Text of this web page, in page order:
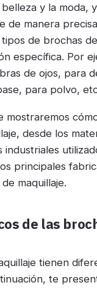
y la moda,
de manera
de brochas
específica. Por
de ojos, para
para polvo,
mostraremos
desde los
industriales
principales
maquillaje.
de las
tienen
te